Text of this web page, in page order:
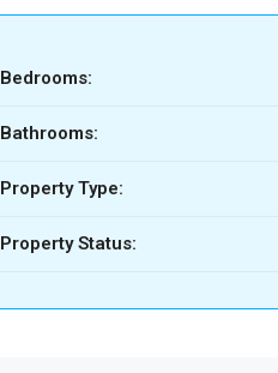
Bedrooms:
Bathrooms:
Property Type:
Property Status: